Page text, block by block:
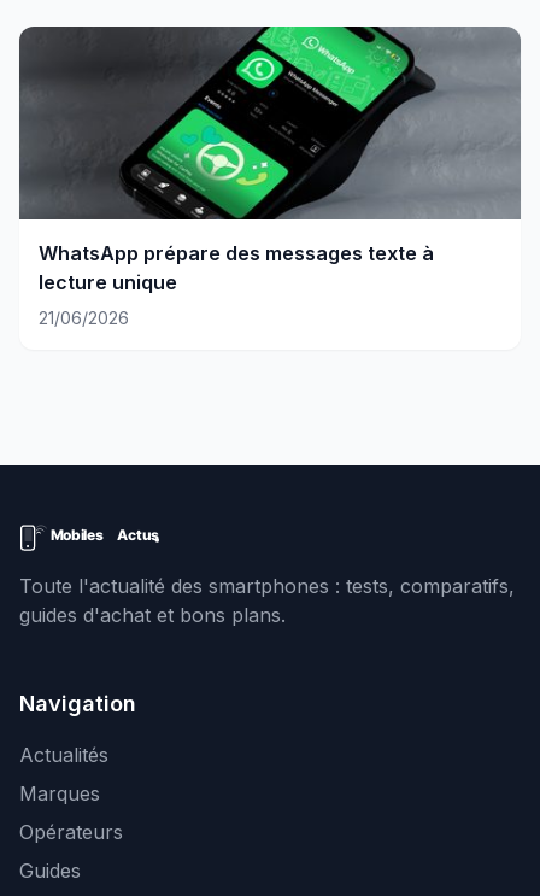
WhatsApp prépare des messages texte à
lecture unique
21/06/2026
Toute l'actualité des smartphones : tests, comparatifs,
guides d'achat et bons plans.
Navigation
Actualités
Marques
Opérateurs
Guides